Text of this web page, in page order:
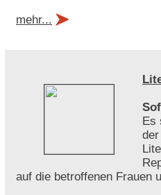
mehr...
Es
auf die betroffenen Frauen